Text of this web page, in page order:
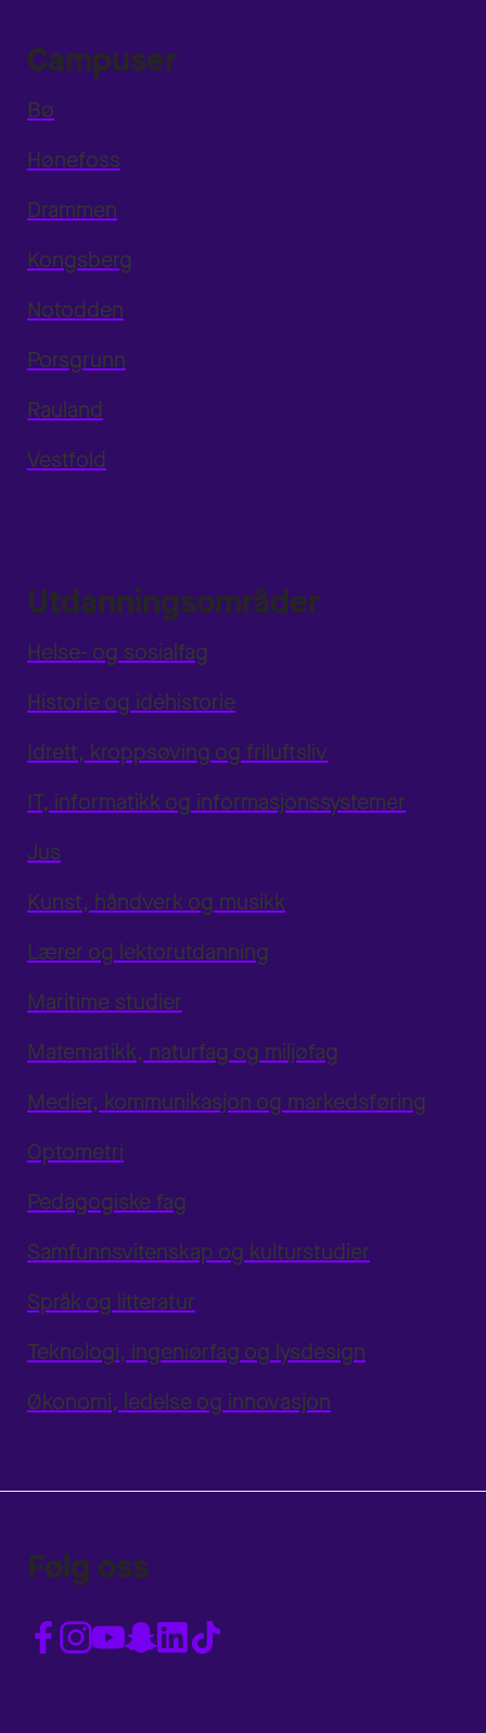
Campuser
Bø
Hønefoss
Drammen
Kongsberg
Notodden
Porsgrunn
Rauland
Vestfold
Utdanningsområder
Helse- og sosialfag
Historie og idéhistorie
Idrett, kroppsøving og friluftsliv
IT, informatikk og informasjonssystemer
Jus
Kunst, håndverk og musikk
Lærer og lektorutdanning
Maritime studier
Matematikk, naturfag og miljøfag
Medier, kommunikasjon og markedsføring
Optometri
Pedagogiske fag
Samfunnsvitenskap og kulturstudier
Språk og litteratur
Teknologi, ingeniørfag og lysdesign
Økonomi, ledelse og innovasjon
Følg oss